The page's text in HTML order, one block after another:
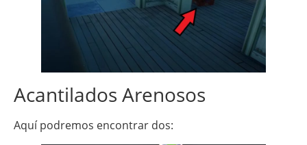
Acantilados Arenosos
Aquí podremos encontrar dos: